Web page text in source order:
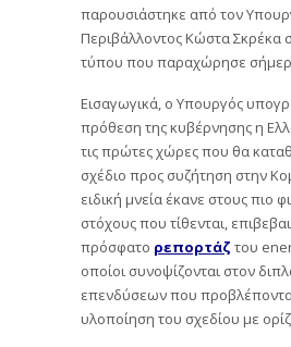
παρουσιάστηκε από τον
Περιβάλλοντος Κώστα Σκρέκα
τύπου που παραχώρησε
Εισαγωγικά, ο Υπουργός
πρόθεση της κυβέρνησης η
τις πρώτες χώρες που θα
σχέδιο προς συζήτηση στην
ειδική μνεία έκανε στους πιο
στόχους που τίθενται,
πρόσφατο ρεπορτάζ του
οποίοι συνοψίζονται στον
επενδύσεων που
υλοποίηση του σχεδίου με